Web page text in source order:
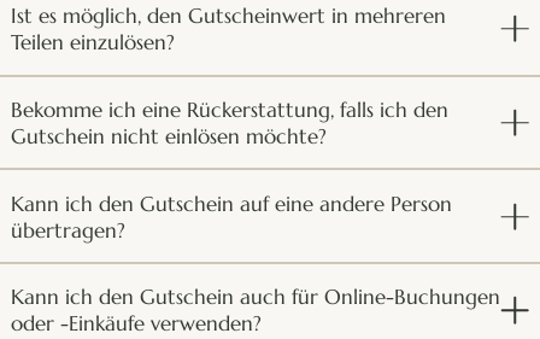
Ist es möglich, den Gutscheinwert in mehreren
Teilen einzulösen?
Bekomme ich eine Rückerstattung, falls ich den
Gutschein nicht einlösen möchte?
Kann ich den Gutschein auf eine andere Person
übertragen?
Kann ich den Gutschein auch für Online-Buchungen
oder -Einkäufe verwenden?